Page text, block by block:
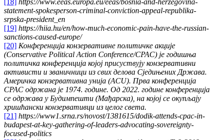
statement-spokesperson-criminal-conviction-appeal-republika-
srpska-president_en
[19] https://hiia.hu/en/how-much-economic-pain-have-the-russian-
sanctions-caused-europe/
[20] Конференција конзервативне политичке акције
(Conservative Political Action Conference/CPAC) је годишња
политичка конференција којој присуствују конзервативни
активисти и званичници из свих делова Сједињених Држава.
Америчка конзервативна унија (ACU). Прва конференција
CPAC одржана је 1974. године. Од 2022. године конференција
се одржава у Будимпешти (Мађарска), на којој се окупљају
хришћански конзервативци из целог света.
[21] https://www1.srna.rs/novost/1381615/dodik-attends-cpac-in-
budapest-at-key-gathering-of-leaders-advocating-sovereignty-
focused-politics